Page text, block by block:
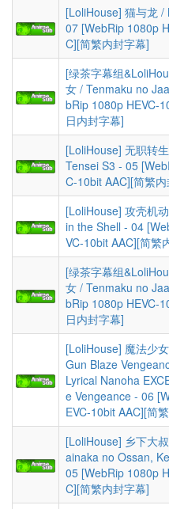
[LoliHouse] 猫与龙 /
07 [WebRip 1080p
C][简繁内封字幕]
[绿茶字幕组
女 / Tenmaku no
bRip 1080p HEVC-
日内封字幕]
[LoliHouse] 无职转
Tensei S3 - 05
C-10bit AAC][简繁
[LoliHouse] 攻壳机
in the Shell - 04
VC-10bit AAC][简繁
[绿茶字幕组
女 / Tenmaku no
bRip 1080p HEVC-
日内封字幕]
[LoliHouse] 魔法少
Gun Blaze
Lyrical Nanoha
e Vengeance - 06
EVC-10bit AAC][简
[LoliHouse] 乡下大
ainaka no Ossan,
05 [WebRip 1080p
C][简繁内封字幕]